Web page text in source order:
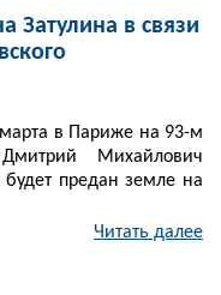
Затулина в связи
в Париже на 93-м
Михайлович
предан земле на
Читать далее